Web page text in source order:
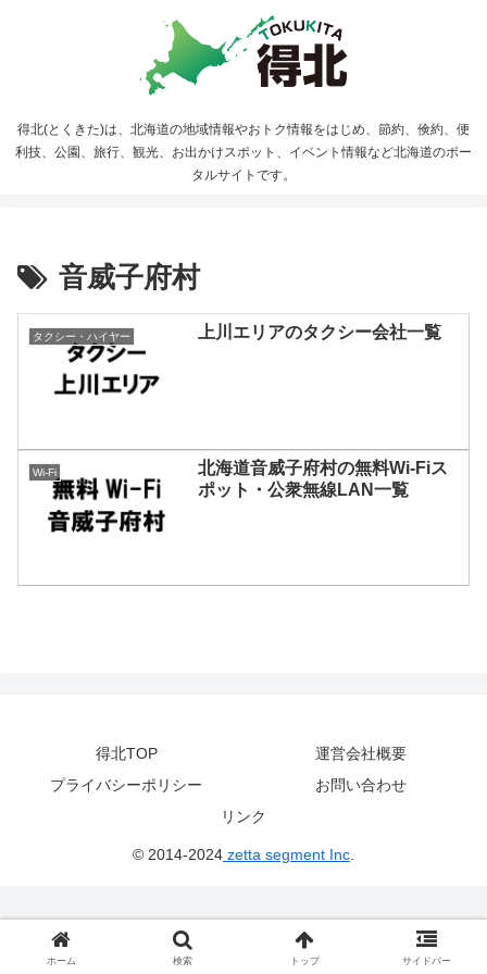
得北(とくきた)は、北海道の地域情報やおトク情報をはじめ、節約、倹約、便
利技、公園、旅行、観光、お出かけスポット、イベント情報など北海道のポー
タルサイトです。
音威子府村
タクシー・ハイヤー 上川エリアのタクシー会社一覧
Wi-Fi
北海道音威子府村の無料Wi-Fiス
ポット・公衆無線LAN一覧
得北TOP
運営会社概要
プライバシーポリシー
お問い合わせ
リンク
© 2014-2024 zetta segment Inc
ホーム 検索 トップ サイドバー